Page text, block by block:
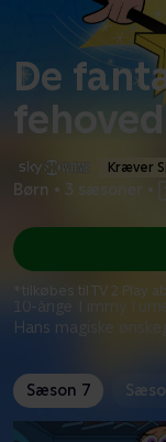
De
Kræver
Børn • 3 sæsoner •
10-årige Timmy
Hans magiske
*tilkøbes til TV 2 Play
Sæson 7